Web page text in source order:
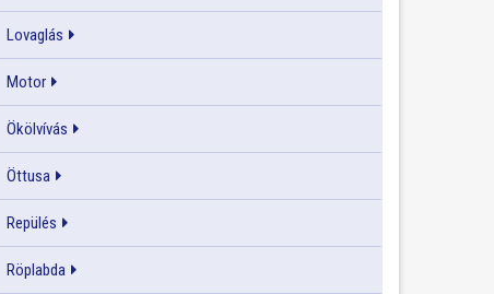
Lovaglás
Motor
Ökölvívás
Öttusa
Repülés
Röplabda